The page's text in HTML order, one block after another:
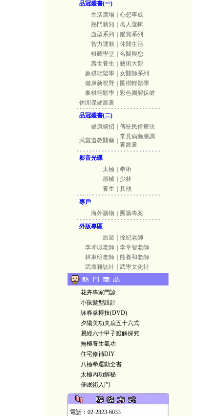
品冠叢書(一)
生活廣場
心想事成
熱門新知
名人選輯
血型系列
鑑賞系列
智力運動
休閒生活
棋藝學堂
名醫與您
壽世養生
藝術大觀
象棋輕鬆學
女醫師系列
健康新視野
圍棋輕鬆學
象棋輕鬆學
彩色圖解保健
休閒保健叢書
品冠叢書(二)
健康絕招
傳統民俗療法
武當道教醫藥
常見病藥膳調
養叢書
影音光碟
太極
拳術
器械
少林
養生
其他
專戶
海外購物
團購專案
外版專區
旅遊
徐紀老師
李坤城老師
李章智老師
林東明老師
熊養和老師
武壇雜誌社
武學文化社
花卉專家門診
小孩髮型設計
詠春拳搏技(DVD)
夕陽美功夫扇五十六式
易經六十甲子籤解探究
無極養生氣功
住宅修補DIY
八極拳運動全書
太極內功解秘
催眠術入門
電話：02-2823-6033